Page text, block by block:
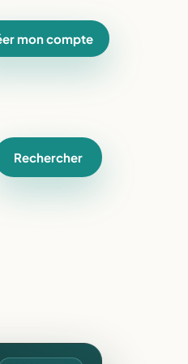
mon compte
Rechercher